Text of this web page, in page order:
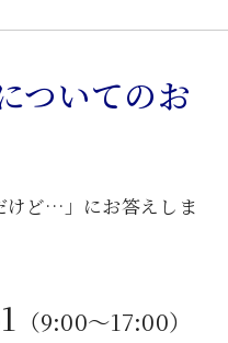
ついてのお
けど…」にお答えしま
（9:00〜17:00）